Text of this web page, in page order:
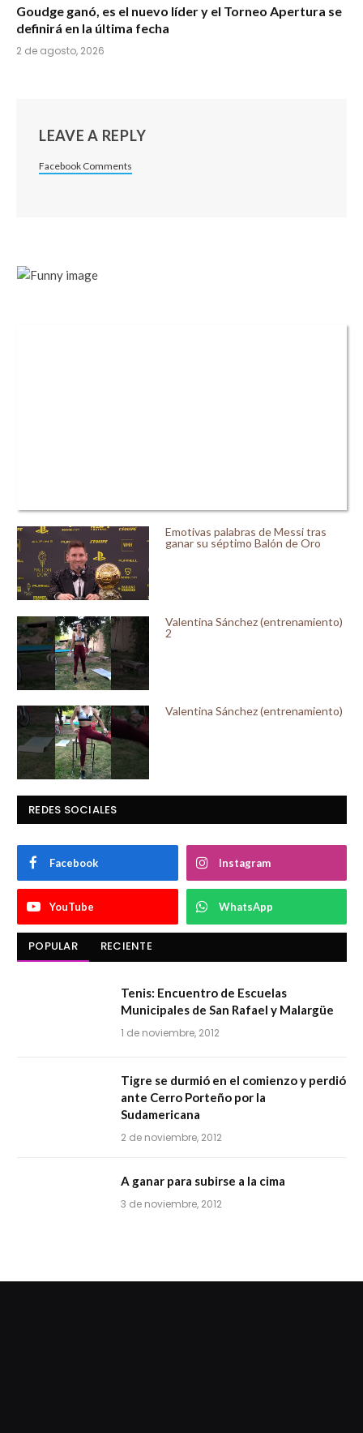
Goudge ganó, es el nuevo líder y el Torneo Apertura se
definirá en la última fecha
2 de agosto, 2026
LEAVE A REPLY
Facebook Comments
Emotivas palabras de Messi tras
ganar su séptimo Balón de Oro
Valentina Sánchez (entrenamiento)
2
Valentina Sánchez (entrenamiento)
REDES SOCIALES
Facebook Instagram
YouTube WhatsApp
POPULAR RECIENTE
Tenis: Encuentro de Escuelas
Municipales de San Rafael y Malargüe
1 de noviembre, 2012
Tigre se durmió en el comienzo y perdió
ante Cerro Porteño por la
Sudamericana
2 de noviembre, 2012
A ganar para subirse a la cima
3 de noviembre, 2012